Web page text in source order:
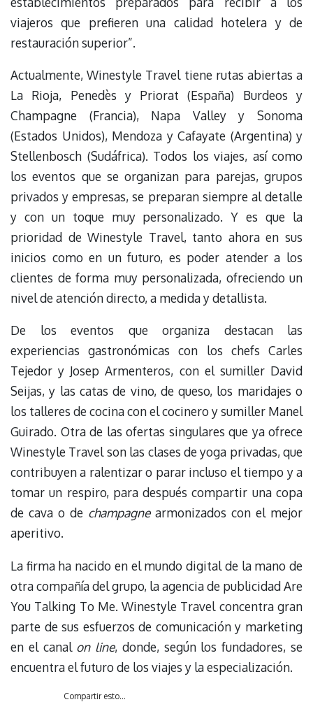
viajeros que prefieren una calidad hotelera y de
restauración superior”.
Actualmente, Winestyle Travel tiene rutas abiertas a
La Rioja, Penedès y Priorat (España) Burdeos y
Champagne (Francia), Napa Valley y Sonoma
(Estados Unidos), Mendoza y Cafayate (Argentina) y
Stellenbosch (Sudáfrica). Todos los viajes, así como
los eventos que se organizan para parejas, grupos
privados y empresas, se preparan siempre al detalle
y con un toque muy personalizado. Y es que la
prioridad de Winestyle Travel, tanto ahora en sus
inicios como en un futuro, es poder atender a los
clientes de forma muy personalizada, ofreciendo un
nivel de atención directo, a medida y detallista.
De los eventos que organiza destacan las
experiencias gastronómicas con los chefs Carles
Tejedor y Josep Armenteros, con el sumiller David
Seijas, y las catas de vino, de queso, los maridajes o
los talleres de cocina con el cocinero y sumiller Manel
Guirado. Otra de las ofertas singulares que ya ofrece
Winestyle Travel son las clases de yoga privadas, que
contribuyen a ralentizar o parar incluso el tiempo y a
tomar un respiro, para después compartir una copa
de cava o de champagnearmonizados con el mejor
aperitivo.
La firma ha nacido en el mundo digital de la mano de
otra compañía del grupo, la agencia de publicidad Are
You Talking To Me. Winestyle Travel concentra gran
parte de sus esfuerzos de comunicación y marketing
en el canal on line, donde, según los fundadores, se
encuentra el futuro de los viajes y la especialización.
Compartir esto...